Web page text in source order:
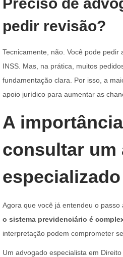
pedir revisão?
Tecnicamente, não. Você pode pedir
INSS. Mas, na prática, muitos
fundamentação clara. Por isso, a
apoio jurídico para aumentar as
A
consultar um
especializado
Agora que você já entendeu o
o sistema previdenciário é
interpretação podem comprometer
Um advogado especialista em